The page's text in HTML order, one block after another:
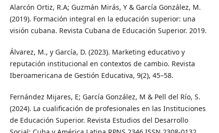
Alarcón Ortiz, R.A; Guzmán Mirás, Y & García González, M.
(2019). Formación integral en la educación superior: una
visión cubana. Revista Cubana de Educación Superior. 2019.
Álvarez, M., y García, D. (2023). Marketing educativo y
reputación institucional en contextos de cambio. Revista
Iberoamericana de Gestión Educativa, 9(2), 45–58.
Fernández Mijares, E; García González, M & Pell del Río, S.
(2024). La cualificación de profesionales en las Instituciones
de Educación Superior. Revista Estudios del Desarrollo